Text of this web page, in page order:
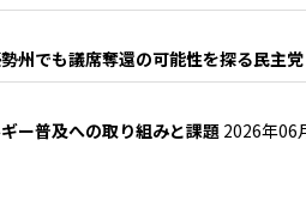
州でも議席奪還の可能性を探る民主党
ー普及への取り組みと課題 2026年06